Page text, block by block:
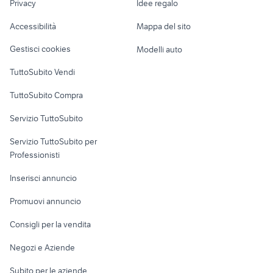
Garage e box
Loft, mansarde e
Informatica
Console e
Fotografia
Telefonia
Privacy
Accessibilità
Gestisci cookies
TuttoSubito Vendi
TuttoSubito Compra
Servizio TuttoSubito
Servizio TuttoSubito per
Professionisti
Inserisci annuncio
Promuovi annuncio
Consigli per la vendita
Negozi e Aziende
Subito per le aziende
Idee regalo
Mappa del sito
Modelli auto